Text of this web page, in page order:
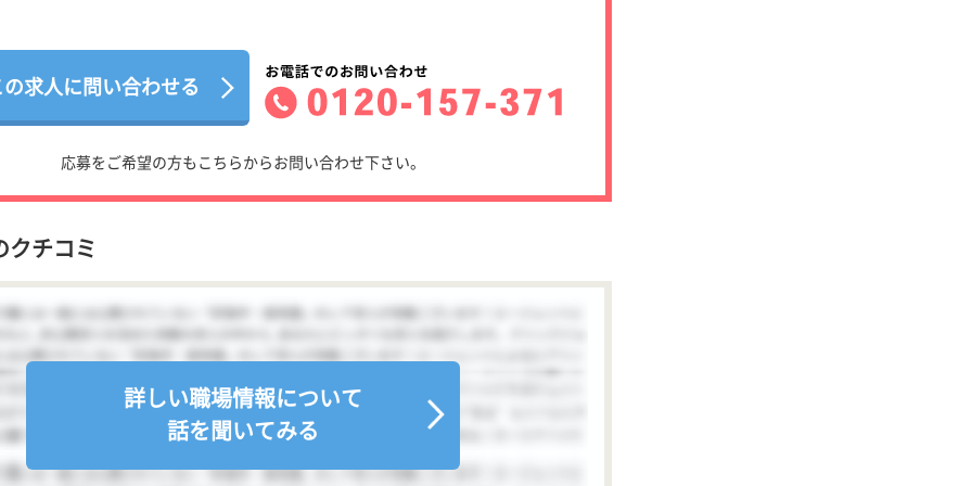
求人に問い合わせる
応募をご希望の方もこちらからお問い合わせ下さい。
クチコミ
詳しい職場情報について
話を聞いてみる